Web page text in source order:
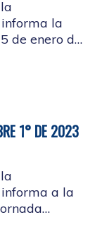
la
de enero de
1° DE 2023
a la